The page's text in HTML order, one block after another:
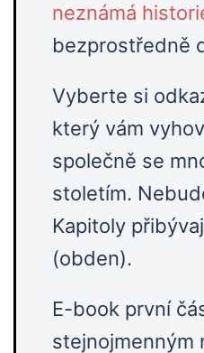
neznámá
bezprostředně
Vyberte si
který vám
společně se
stoletím.
Kapitoly
(obden).
E-book první
stejnojmenným